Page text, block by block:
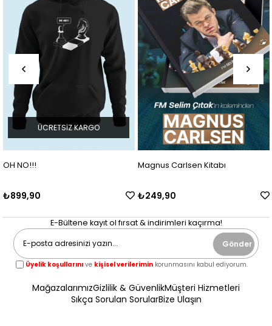
OH NO!!!
₺899,90
ÜCRETSIZ KARGO
Magnus Carlsen Kitabı
₺249,90
E-Bültene kayıt ol fırsat & indirimleri kaçırma!
Gönder
Üyelik koşullarını ve kişisel verilerimin korunmasını kabul ediyorum.
MağazalarımızGizlilik & GüvenlikMüşteri Hizmetleri
Sıkça Sorulan SorularBize Ulaşın